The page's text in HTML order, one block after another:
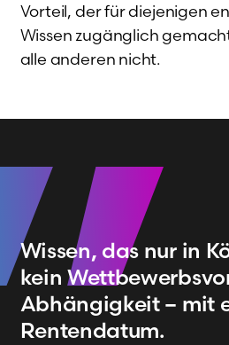
Vorteil, der für diejenigen
Wissen zugänglich
alle anderen nicht.
Wissen, das nur in
kein
Abhängigkeit – mit
Rentendatum.